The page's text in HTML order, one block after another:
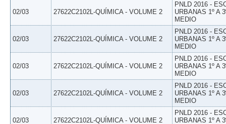
02/03 27622C2102L-QUÍMICA - VOLUME 2
PNLD 2016 -
URBANAS 1º A
MEDIO
02/03 27622C2102L-QUÍMICA - VOLUME 2
PNLD 2016 -
URBANAS 1º A
MEDIO
02/03 27622C2102L-QUÍMICA - VOLUME 2
PNLD 2016 -
URBANAS 1º A
MEDIO
02/03 27622C2102L-QUÍMICA - VOLUME 2
PNLD 2016 -
URBANAS 1º A
MEDIO
02/03 27622C2102L-QUÍMICA - VOLUME 2
PNLD 2016 -
URBANAS 1º A